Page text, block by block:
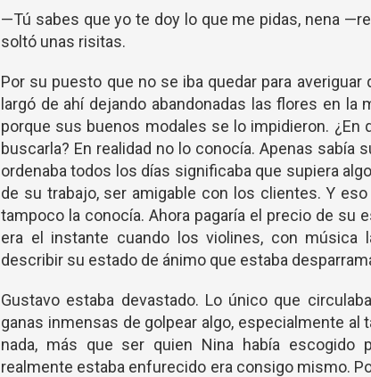
—Tú sabes que yo te doy lo que me pidas, nena
soltó unas risitas.
Por su puesto que no se iba quedar para averiguar
largó de ahí dejando abandonadas las flores en
porque sus buenos modales se lo impidieron. ¿En
buscarla? En realidad no lo conocía. Apenas sabía
ordenaba todos los días significaba que supiera
de su trabajo, ser amigable con los clientes. Y
tampoco la conocía. Ahora pagaría el precio de su
era el instante cuando los violines, con música
describir su estado de ánimo que estaba
Gustavo estaba devastado. Lo único que
ganas inmensas de golpear algo, especialmente al
nada, más que ser quien Nina había escogido
realmente estaba enfurecido era consigo mismo.